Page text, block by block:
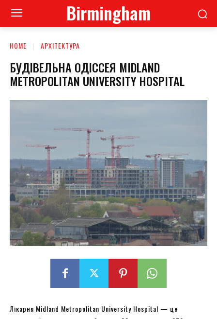
Birmingham
HOME АРХІТЕКТУРА
БУДІВЕЛЬНА ОДІССЕЯ MIDLAND
METROPOLITAN UNIVERSITY HOSPITAL
Лікарня Midland Metropolitan University Hospital — це